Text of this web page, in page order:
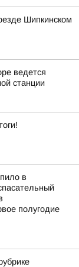
Шипкинском
ведется
станции
в
полугодие